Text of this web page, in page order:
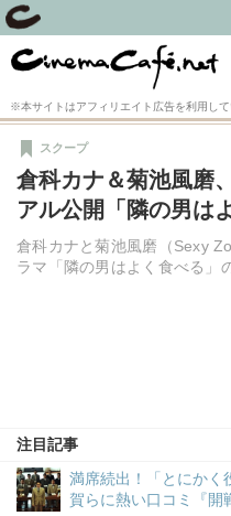
※本サイトはアフィリエイト広告を利用し
倉科カナ＆菊池風磨
アル公開「隣の男は
倉科カナと菊池風磨（Sexy
ラマ「隣の男はよく食べる」
スクープ
注目記事
満席続出！「とにかく
賀らに熱い口コミ『開